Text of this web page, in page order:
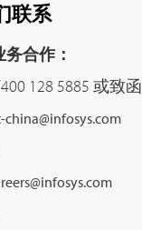
联系
合作：
128 5885 或致函